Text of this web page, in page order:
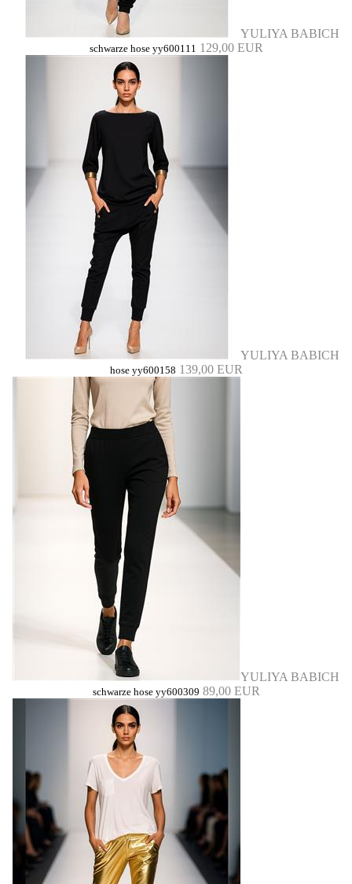
YULIYA BABICH
schwarze hose yy600111 129,00 EUR
YULIYA BABICH
hose yy600158 139,00 EUR
YULIYA BABICH
schwarze hose yy600309 89,00 EUR